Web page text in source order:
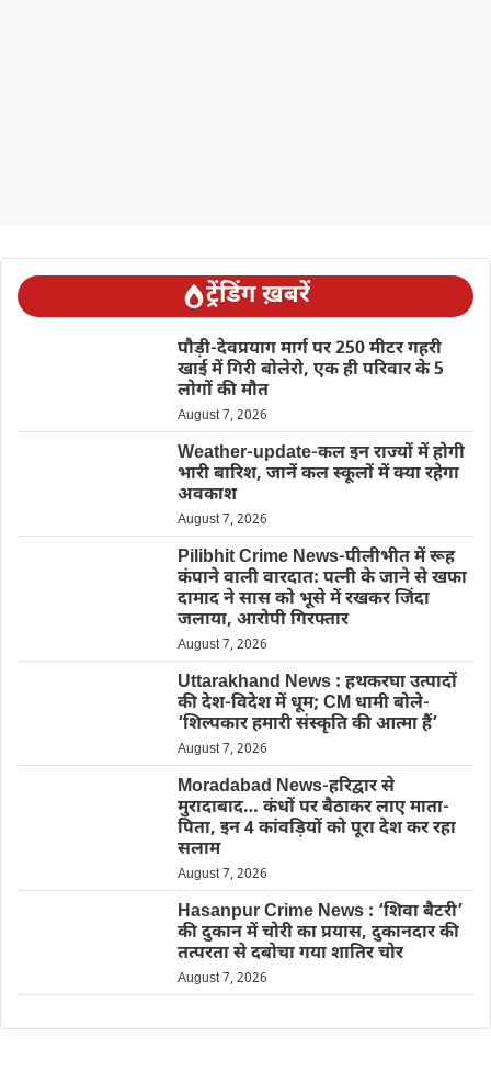
ट्रेंडिंग ख़बरें
पौड़ी-देवप्रयाग मार्ग पर 250 मीटर गहरी
खाई में गिरी बोलेरो, एक ही परिवार के 5
लोगों की मौत
August 7, 2026
Weather-update-कल इन राज्यों में होगी
भारी बारिश, जानें कल स्कूलों में क्या रहेगा
अवकाश
August 7, 2026
Pilibhit Crime News-पीलीभीत में रूह
कंपाने वाली वारदात: पत्नी के जाने से खफा
दामाद ने सास को भूसे में रखकर जिंदा
जलाया, आरोपी गिरफ्तार
August 7, 2026
Uttarakhand News : हथकरघा उत्पादों
की देश-विदेश में धूम; CM धामी बोले-
‘शिल्पकार हमारी संस्कृति की आत्मा हैं’
August 7, 2026
Moradabad News-हरिद्वार से
मुरादाबाद… कंधों पर बैठाकर लाए माता-
पिता, इन 4 कांवड़ियों को पूरा देश कर रहा
सलाम
August 7, 2026
Hasanpur Crime News : ‘शिवा बैटरी’
की दुकान में चोरी का प्रयास, दुकानदार की
तत्परता से दबोचा गया शातिर चोर
August 7, 2026